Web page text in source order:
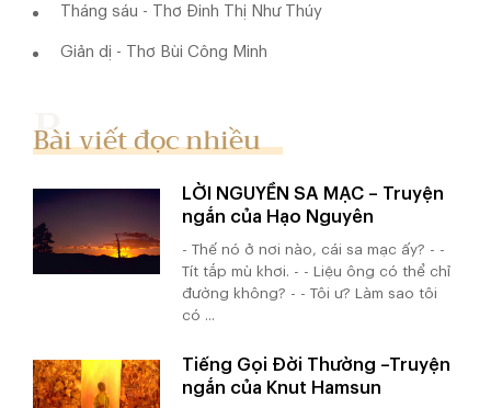
Tháng sáu - Thơ Đinh Thị Như Thúy
Giản dị - Thơ Bùi Công Minh
Bài viết đọc nhiều
LỜI NGUYỀN SA MẠC – Truyện
ngắn của Hạo Nguyên
- Thế nó ở nơi nào, cái sa mạc ấy? - -
Tít tắp mù khơi. - - Liệu ông có thể chỉ
đường không? - - Tôi ư? Làm sao tôi
có ...
Tiếng Gọi Đời Thường –Truyện
ngắn của Knut Hamsun